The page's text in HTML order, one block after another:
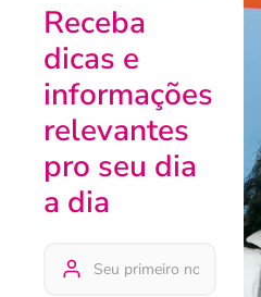
Receba
dicas e
informações
relevantes
pro seu dia
a dia